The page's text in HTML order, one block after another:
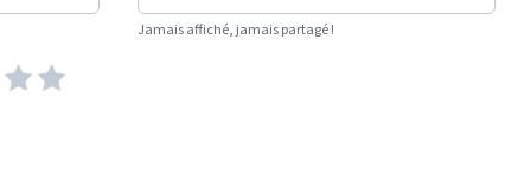
Jamais affiché, jamais partagé !